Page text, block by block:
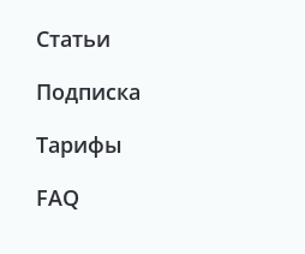
Статьи
Подписка
Тарифы
FAQ